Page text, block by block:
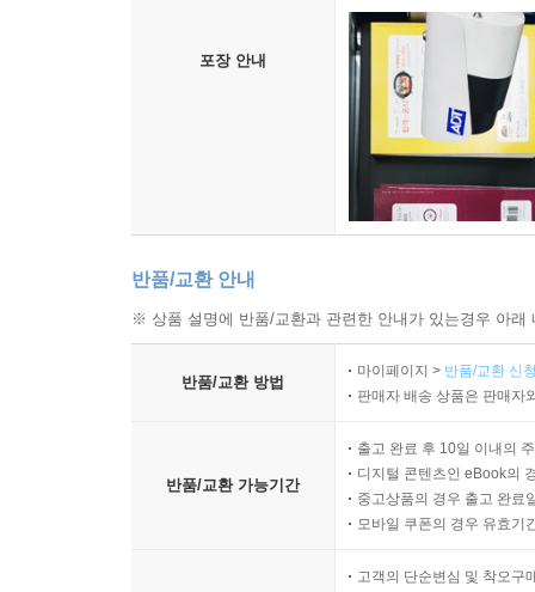
포장 안내
반품/교환 안내
※ 상품 설명에 반품/교환과 관련한 안내가 있는경우 아
반품/교환 방법
마이페이지 > 반품/교환 신
판매자 배송 상품은 판매자
반품/교환 가능기간
출고 완료 후 10일 이내의
디지털 콘텐츠인 eBook의
중고상품의 경우 출고 완료
모바일 쿠폰의 경우 유효기
고객의 단순변심 및 착오구